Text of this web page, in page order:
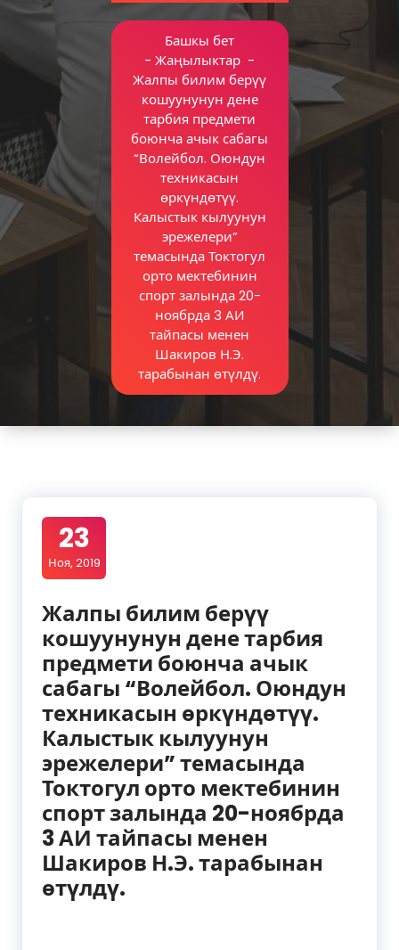
Башкы бет
- Жаңылыктар -
Жалпы билим берүү
кошуунунун дене
тарбия предмети
боюнча ачык сабагы
“Волейбол. Оюндун
техникасын
өркүндөтүү.
Калыстык кылуунун
эрежелери”
темасында Токтогул
орто мектебинин
спорт залында 20-
ноябрда 3 АИ
тайпасы менен
Шакиров Н.Э.
тарабынан өтүлдү.
23
Ноя, 2019
Жалпы билим берүү
кошуунунун дене тарбия
предмети боюнча ачык
сабагы “Волейбол. Оюндун
техникасын өркүндөтүү.
Калыстык кылуунун
эрежелери” темасында
Токтогул орто мектебинин
спорт залында 20-ноябрда
3 АИ тайпасы менен
Шакиров Н.Э. тарабынан
өтүлдү.